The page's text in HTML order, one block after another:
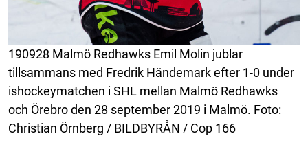
190928 Malmö Redhawks Emil Molin jublar
tillsammans med Fredrik Händemark efter 1-0 under
ishockeymatchen i SHL mellan Malmö Redhawks
och Örebro den 28 september 2019 i Malmö. Foto:
Christian Örnberg / BILDBYRÅN / Cop 166